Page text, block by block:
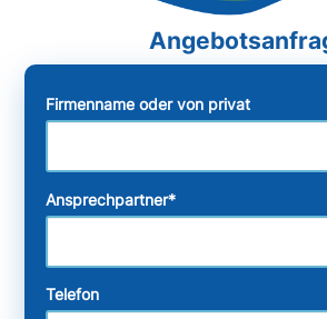
Firmenname oder von privat
Ansprechpartner*
Telefon